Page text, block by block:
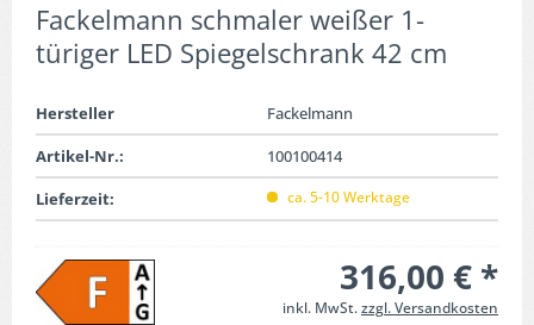
Fackelmann schmaler weißer 1-
türiger LED Spiegelschrank 42 cm
Hersteller
Fackelmann
Artikel-Nr.:
100100414
Lieferzeit:
ca. 5-10 Werktage
316,00 € *
inkl. MwSt.zzgl. Versandkosten